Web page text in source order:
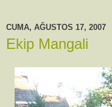
CUMA, AĞUSTOS 17, 2007
Ekip Mangali